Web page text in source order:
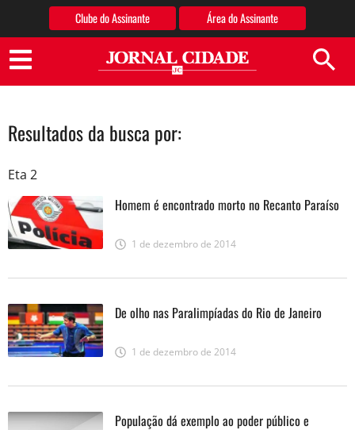
Clube do Assinante Área do Assinante
Jornal Cidade
Resultados da busca por:
Eta 2
Homem é encontrado morto no Recanto Paraíso
1 de dezembro de 2014
De olho nas Paralimpíadas do Rio de Janeiro
1 de dezembro de 2014
População dá exemplo ao poder público e